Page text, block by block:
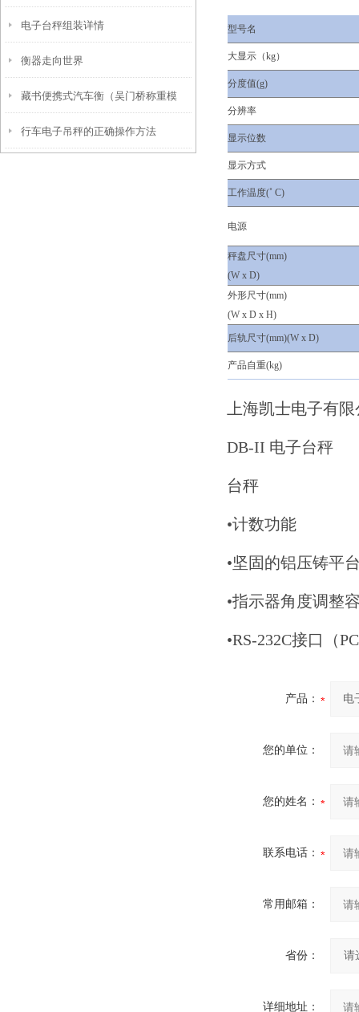
识
电子台秤组装详情
衡器走向世界
藏书便携式汽车衡（吴门桥称重模
块）友新地磅维修
行车电子吊秤的正确操作方法
型号名
大显示（kg）
分度值(g)
分辨率
显示位数
显示方式
工作温度(˚ C)
电源
秤盘尺寸(mm)
(W x D)
外形尺寸(mm)
(W x D x H)
后轨尺寸(mm)(W x D)
产品自重(kg)
上海凯士电子有
DB-II 电子台秤
台秤
•计数功能
•坚固的铝压铸平
•指示器角度调整
•RS-232C接口（
产品：
您的单位：
您的姓名：
联系电话：
常用邮箱：
省份：
详细地址：